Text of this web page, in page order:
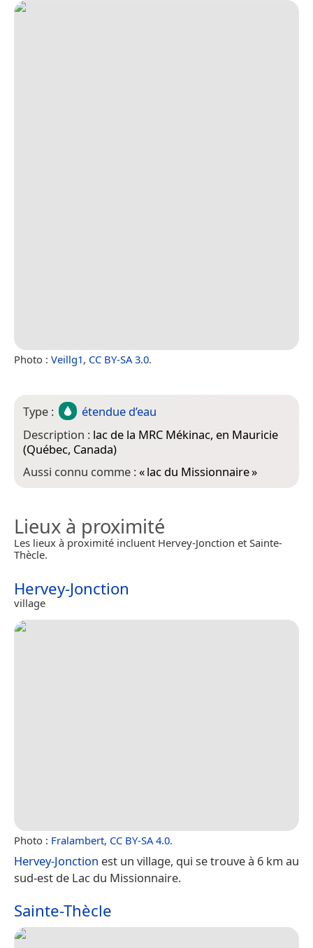
Photo : Veillg1, CC BY-SA 3.0.
Type :
étendue d’eau
Description : lac de la MRC Mékinac, en Mauricie
(Québec, Canada)
Aussi connu comme :«lac du Missionnaire»
Lieux à proximité
Les lieux à proximité incluent Hervey-Jonction et Sainte-
Thècle.
Hervey-Jonction
village
Photo : Fralambert, CC BY-SA 4.0.
Hervey-Jonction est un village, qui se trouve à 6 km au
sud-est de Lac du Missionnaire.
Sainte-Thècle